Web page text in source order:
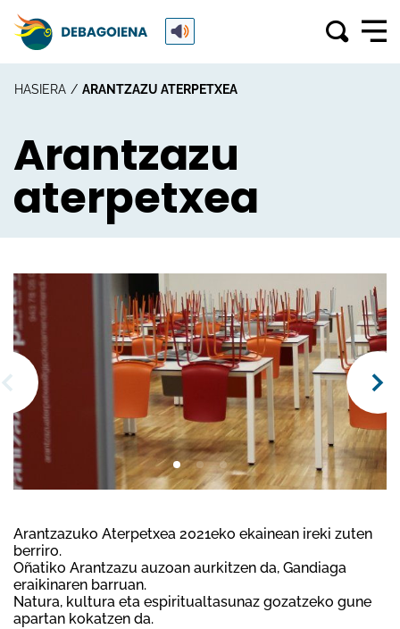
HASIERA ARANTZAZU ATERPETXEA
Arantzazu
aterpetxea
Arantzazuko Aterpetxea 2021eko ekainean ireki zuten
berriro.
Oñatiko Arantzazu auzoan aurkitzen da, Gandiaga
eraikinaren barruan.
Natura, kultura eta espiritualtasunaz gozatzeko gune
apartan kokatzen da.